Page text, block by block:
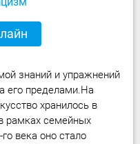
знаний и упражнений
его пределами.На
хранилось в
рамках семейных
века оно стало